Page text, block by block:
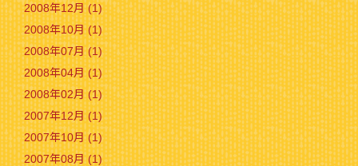
2008年12月 (1)
2008年10月 (1)
2008年07月 (1)
2008年04月 (1)
2008年02月 (1)
2007年12月 (1)
2007年10月 (1)
2007年08月 (1)